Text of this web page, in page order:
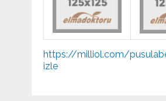
Mp3
indir
https://milliol.com/
izle